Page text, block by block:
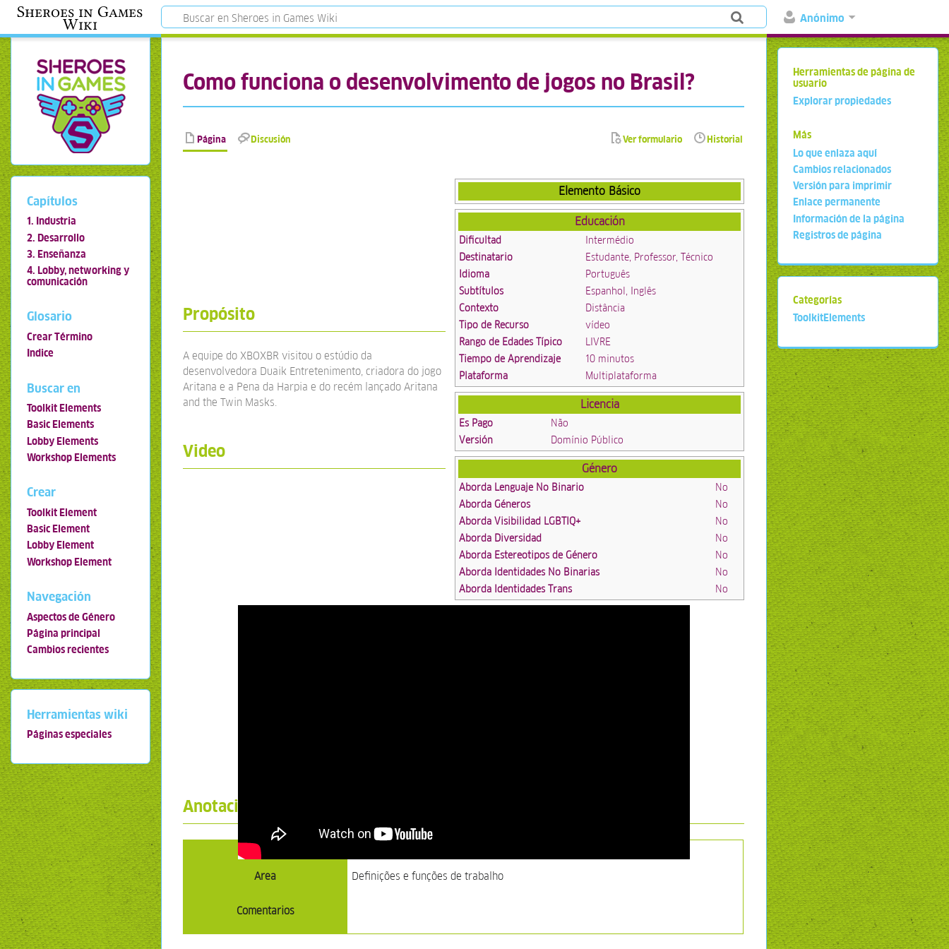
Anónimo
Sheroes in Games
Wiki
Como funciona o desenvolvimento de jogos no Brasil?
Página Discusión Ver formulario Historial
Elemento Básico
Educación
Dificultad
Intermédio
Destinatario
Estudante, Professor, Técnico
Idioma
Português
Subtítulos
Espanhol, Inglês
Contexto
Distância
Tipo de Recurso
vídeo
Rango de Edades Típico
LIVRE
Tiempo de Aprendizaje
10 minutos
Plataforma
Multiplataforma
Licencia
Es Pago
Não
Versión
Domínio Público
Género
Aborda Lenguaje No Binario
No
Aborda Géneros
No
Aborda Visibilidad LGBTIQ+
No
Aborda Diversidad
No
Aborda Estereotipos de Género
No
Aborda Identidades No Binarias
No
Aborda Identidades Trans
No
Propósito
A equipe do XBOXBR visitou o estúdio da
desenvolvedora Duaik Entretenimento, criadora do jogo
Aritana e a Pena da Harpia e do recém lançado Aritana
and the Twin Masks.
Video
Anotaciones
Capítulo
Area
Definições e funções de trabalho
Comentarios
Capítulos
1. Industria
2. Desarrollo
3. Enseñanza
4. Lobby, networking y
comunicación
Glosario
Crear Término
Indice
Buscar en
Toolkit Elements
Basic Elements
Lobby Elements
Workshop Elements
Crear
Toolkit Element
Basic Element
Lobby Element
Workshop Element
Navegación
Aspectos de Género
Página principal
Cambios recientes
Herramientas wiki
Páginas especiales
Herramientas de página de
usuario
Explorar propiedades
Más
Lo que enlaza aquí
Cambios relacionados
Versión para imprimir
Enlace permanente
Información de la página
Registros de página
Categorías
ToolkitElements